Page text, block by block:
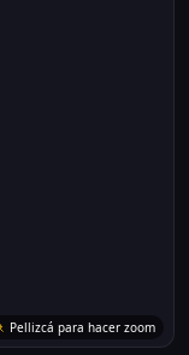
Pellizcá para hacer zoom